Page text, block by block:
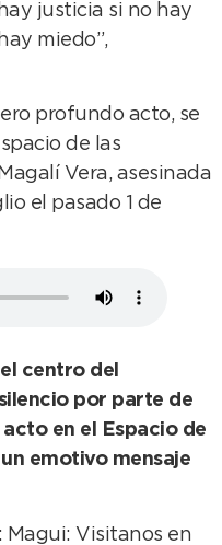
justicia si no hay
miedo”,
profundo acto, se
de las
Vera, asesinada
el pasado 1 de
centro del
por parte de
en el Espacio de
emotivo mensaje
Magui: Visitanos en